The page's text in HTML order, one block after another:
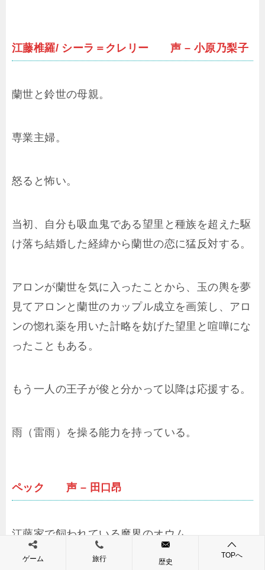
江藤椎羅/ シーラ＝クレリー 声 – 小原乃梨子
蘭世と鈴世の母親。
専業主婦。
怒ると怖い。
当初、自分も吸血鬼である望里と種族を超えた駆
け落ち結婚した経緯から蘭世の恋に猛反対する。
アロンが蘭世を気に入ったことから、玉の輿を夢
見てアロンと蘭世のカップル成立を画策し、アロ
ンの惚れ薬を用いた計略を妨げた望里と喧嘩にな
ったこともある。
もう一人の王子が俊と分かって以降は応援する。
雨（雷雨）を操る能力を持っている。
ペック 声 – 田口昂
江藤家で飼われている魔界のオウム。
ゲーム 旅行 歴史
TOPへ